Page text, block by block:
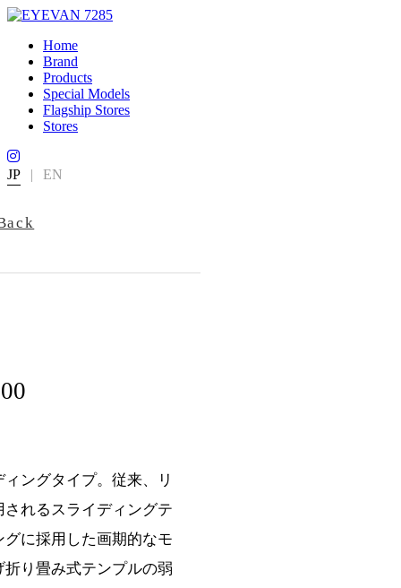
Home
Brand
Products
Special Models
Flagship Stores
Stores
JP | EN
ングタイプ。従来、リ
れるスライディングテ
に採用した画期的なモ
り畳み式テンプルの弱